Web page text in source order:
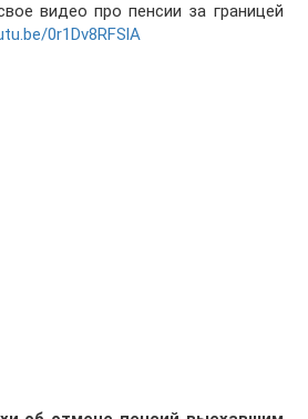
видео про пенсии за границей
0r1Dv8RFSlA